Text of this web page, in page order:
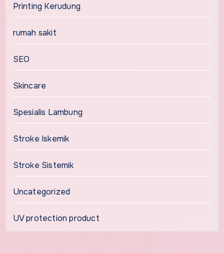
Printing Kerudung
rumah sakit
SEO
Skincare
Spesialis Lambung
Stroke Iskemik
Stroke Sistemik
Uncategorized
UV protection product